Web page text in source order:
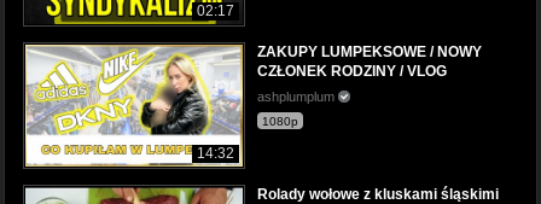
02:17
14:32
ZAKUPY LUMPEKSOWE / NOWY
CZŁONEK RODZINY / VLOG
ashplumplum
1080p
Rolady wołowe z kluskami śląskimi